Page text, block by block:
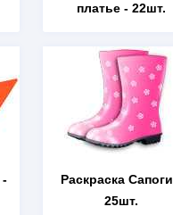
-
платье- 22шт.
Раскраска Сапоги
25шт.